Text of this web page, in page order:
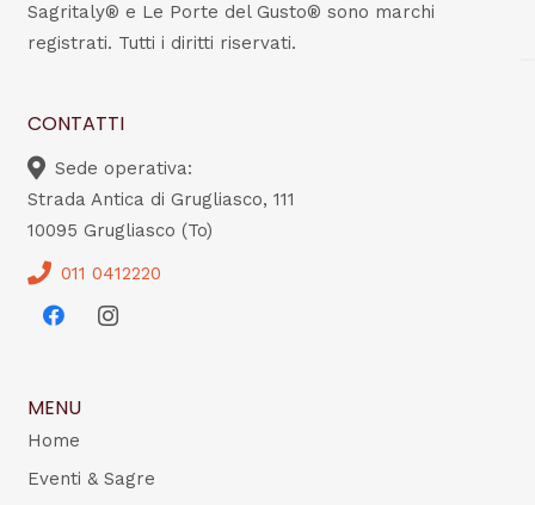
Sagritaly® e Le Porte del Gusto® sono marchi
registrati. Tutti i diritti riservati.
CONTATTI
Sede operativa:
Strada Antica di Grugliasco, 111
10095 Grugliasco (To)
011 0412220
MENU
Home
Eventi & Sagre